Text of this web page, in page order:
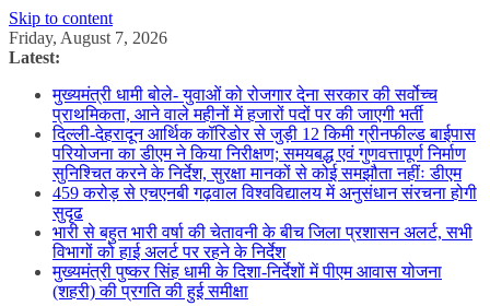
Skip to content
Friday, August 7, 2026
Latest:
मुख्यमंत्री धामी बोले- युवाओं को रोजगार देना सरकार की सर्वोच्च
प्राथमिकता, आने वाले महीनों में हजारों पदों पर की जाएगी भर्ती
दिल्ली-देहरादून आर्थिक कॉरिडोर से जुड़ी 12 किमी ग्रीनफील्ड बाईपास
परियोजना का डीएम ने किया निरीक्षण; समयबद्ध एवं गुणवत्तापूर्ण निर्माण
सुनिश्चित करने के निर्देश, सुरक्षा मानकों से कोई समझौता नहींः डीएम
459 करोड़ से एचएनबी गढ़वाल विश्वविद्यालय में अनुसंधान संरचना होगी
सुदृढ
भारी से बहुत भारी वर्षा की चेतावनी के बीच जिला प्रशासन अलर्ट, सभी
विभागों को हाई अलर्ट पर रहने के निर्देश
मुख्यमंत्री पुष्कर सिंह धामी के दिशा-निर्देशों में पीएम आवास योजना
(शहरी) की प्रगति की हुई समीक्षा